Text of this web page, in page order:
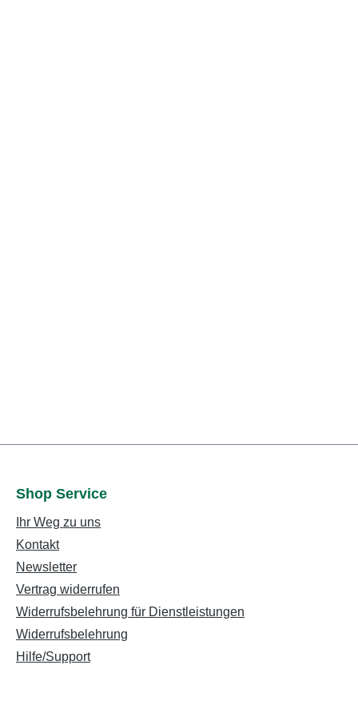
Shop Service
Ihr Weg zu uns
Kontakt
Newsletter
Vertrag widerrufen
Widerrufsbelehrung für Dienstleistungen
Widerrufsbelehrung
Hilfe/Support